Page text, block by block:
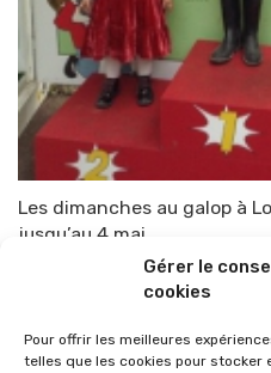
Gérer le
cookies
Pour offrir les meilleures
telles que les cookies pour
Les dimanches au galop à
jusqu’au 4 mai
TOP-PARENTS 17 avril 2014